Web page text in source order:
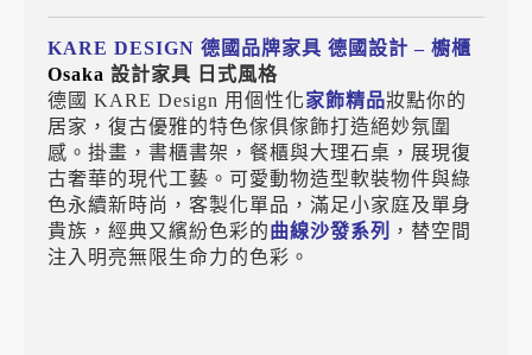
KARE DESIGN 德國品牌家具 德國設計 – 櫥櫃
Osaka 設計家具 日式風格
德國 KARE Design 用個性化家飾精品妝點你的
居家，復古優雅的特色傢俱傢飾打造絕妙氛圍
感。掛畫，書櫃書架，餐櫃與大理石桌，展現復
古奢華的現代工藝。可愛動物造型軟裝物件與綠
色永續新時尚，客製化單品，滿足小家庭及單身
貴族，經典又繽紛色彩的曲線沙發系列
，替空間
注入明亮無限生命力的色彩。